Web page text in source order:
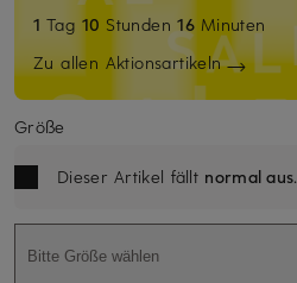
1 Tag 10 Stunden16 Minuten
Zu allen Aktionsartikeln
Größe
Dieser Artikel fällt normal aus.
Bitte Größe wählen